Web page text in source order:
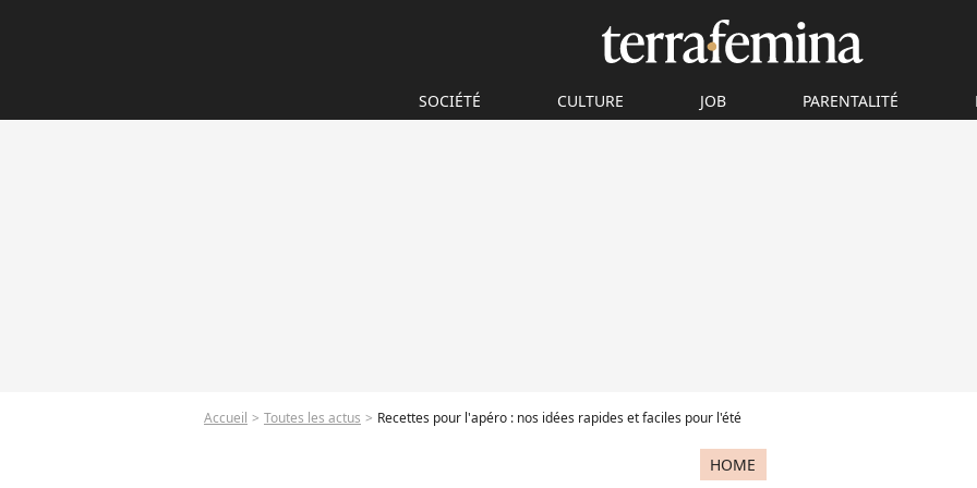
SOCIÉTÉ CULTURE JOB PARENTALITÉ
Accueil Toutes les actus Recettes pour l'apéro : nos idées rapides et faciles pour l'été
HOME